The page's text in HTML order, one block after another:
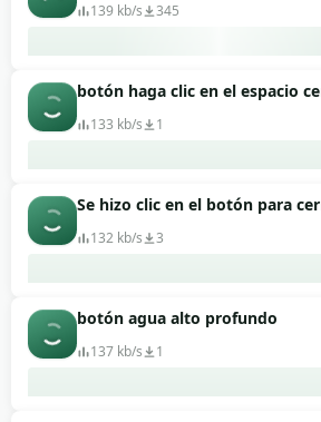
139 kb/s 345
botón haga clic en el espacio
133 kb/s 1
Se hizo clic en el botón para
132 kb/s 3
botón agua alto profundo
137 kb/s 1